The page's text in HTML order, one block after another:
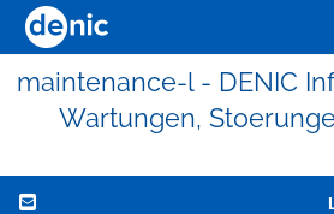
maintenance-l - DENIC
Wartungen,